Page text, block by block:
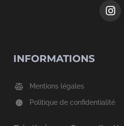
INFORMATIONS
Mentions légales
Politique de confidentialité